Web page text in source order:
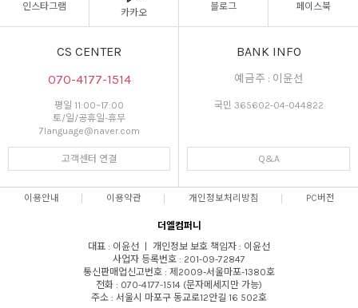
인스타그램
카카오
블로그 페이스북
CS CENTER
070-4177-1514
평일 11:00~17:00
토/일/공휴일-휴무
7language@naver.com
고객센터 연결
BANK INFO
예금주 : 이윤선
국민 365602-04-044822
Q&A
이용안내 이용약관 개인정보처리방침 PC버전
더엘컴퍼니
대표 : 이윤선 ㅣ 개인정보 보호 책임자 : 이윤선
사업자 등록번호 : 201-09-72847
통신판매업신고번호 : 제2009-서울마포-1380호
전화 : 070-4177-1514 (문자메세지만 가능)
주소 : 서울시 마포구 동교로12안길 16 502호